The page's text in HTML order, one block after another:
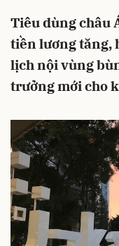
Tiêu dùng châu
tiền lương tăng,
lịch nội vùng
trưởng mới cho